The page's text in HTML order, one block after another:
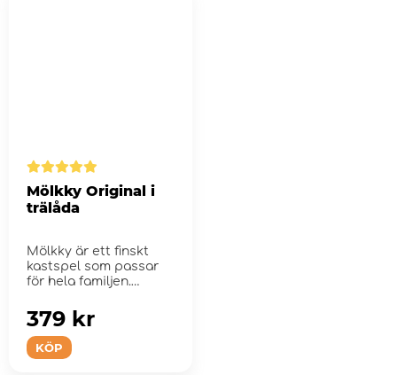
Mölkky Original i
trälåda
Mölkky är ett finskt
kastspel som passar
för hela familjen.
KÖP
379 kr